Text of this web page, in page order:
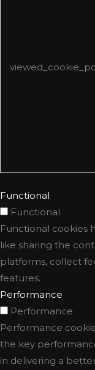
Functional
Functional
Functional cookies
like sharing the
platforms, collect
features.
Performance
Performance
Performance
the key
in delivering a